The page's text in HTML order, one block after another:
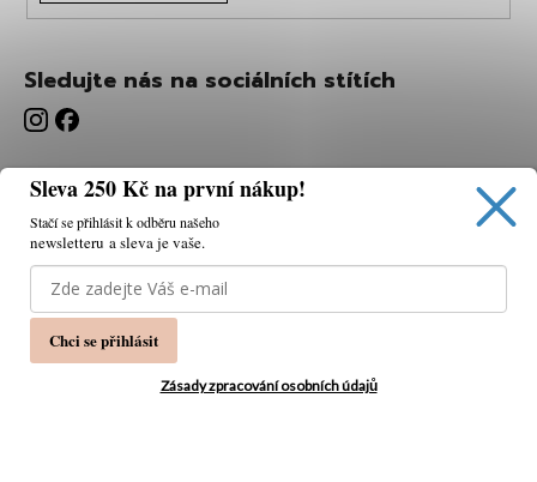
Používáme cookies, abychom vám umožnili pohodlné
prohlížení webu a díky analýze webu neustále zlepšovat
jeho funkce, výkon a použitelnost.
Sledujte nás na sociálních stítích
Sleva 250 Kč na první nákup!
Stačí se přihlásit k odběru našeho
newsletteru a sleva je vaše.
Chci se přihlásit
Zásady zpracování osobních údajů